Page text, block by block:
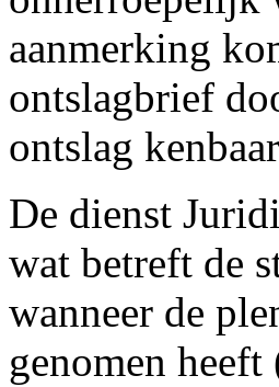
aanmerking
ontslagbrief
ontslag
De dienst
wat betreft de
wanneer de
genomen heeft